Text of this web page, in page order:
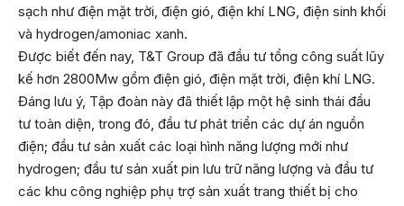
sạch như điện mặt trời, điện gió, điện khí LNG, điện sinh khối
và hydrogen/amoniac xanh.
Được biết đến nay, T&T Group đã đầu tư tổng công suất lũy
kế hơn 2800Mw gồm điện gió, điện mặt trời, điện khí LNG.
Đáng lưu ý, Tập đoàn này đã thiết lập một hệ sinh thái đầu
tư toàn diện, trong đó, đầu tư phát triển các dự án nguồn
điện; đầu tư sản xuất các loại hình năng lượng mới như
hydrogen; đầu tư sản xuất pin lưu trữ năng lượng và đầu tư
các khu công nghiệp phụ trợ sản xuất trang thiết bị cho